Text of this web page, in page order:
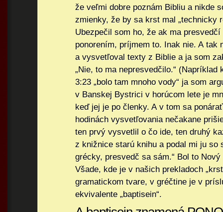
že veľmi dobre poznám Bibliu a nikde
zmienky, že by sa krst mal „technicky
Ubezpečil som ho, že ak ma
ponorením, príjmem to. Inak nie. A tak
a vysvetľoval texty z Biblie a ja som
„Nie, to ma nepresvedčilo.“
3:23 „bolo tam mnoho vody“ ja som
v Banskej Bystrici v horúcom lete je
keď jej je po členky. A v tom sa
hodinách vysvetľovania nečakane
ten prvý vysvetlil o čo ide, ten druhý
z knižnice starú knihu a podal mi ju so
grécky, presvedč sa sám.“ Bol to
Všade, kde je v našich prekladoch
gramatickom tvare, v gréčtine je v
ekvivalente „baptisein“.